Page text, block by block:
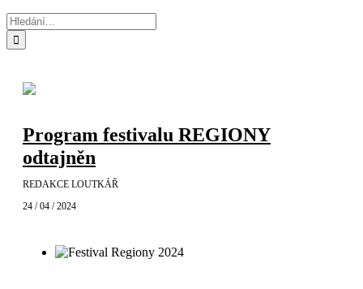
Hledat:
Program festivalu REGIONY
odtajněn
REDAKCE LOUTKÁŘ
24 / 04 / 2024